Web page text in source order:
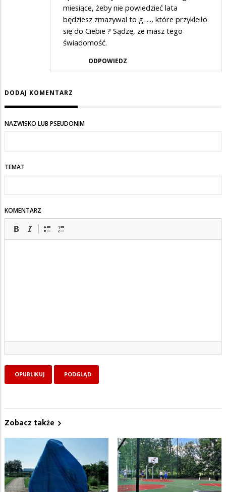
miesiące, żeby nie powiedzieć lata
będziesz zmazywal to g ...., które przykleiło
się do Ciebie ? Sądzę, ze masz tego
świadomość.
ODPOWIEDZ
DODAJ KOMENTARZ
NAZWISKO LUB PSEUDONIM
TEMAT
KOMENTARZ
Zobacz także